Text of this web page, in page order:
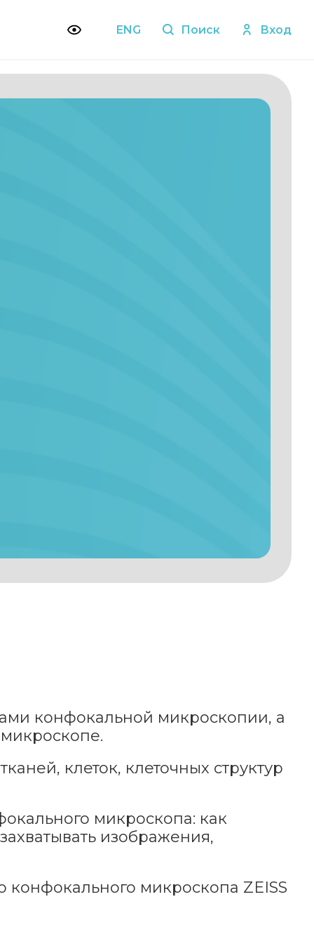
ENG Поиск Вход
конфокальной микроскопии, а
клеток, клеточных структур
микроскопа: как
изображения,
конфокального микроскопа ZEISS